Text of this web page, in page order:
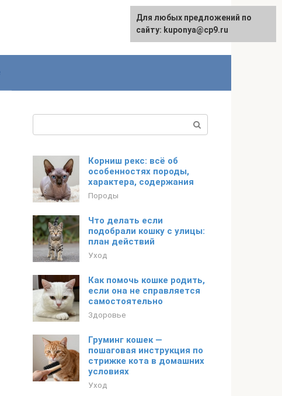
Корниш рекс: всё об
особенностях породы,
характера, содержания
Породы
Что делать если
подобрали кошку с улицы:
план действий
Уход
Как помочь кошке родить,
если она не справляется
самостоятельно
Здоровье
Груминг кошек —
пошаговая инструкция по
стрижке кота в домашних
условиях
Уход
Для любых предложений по
сайту: kuponya@cp9.ru